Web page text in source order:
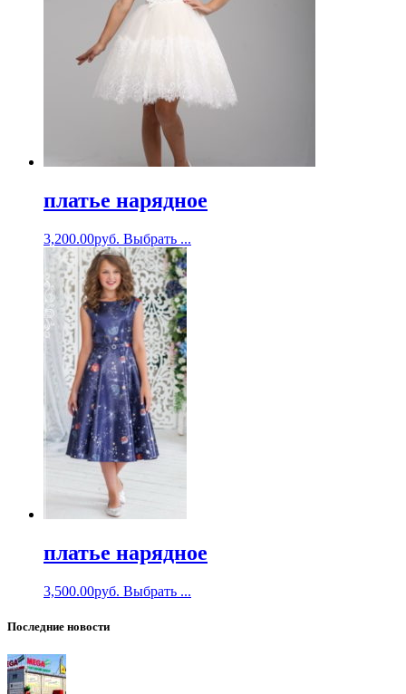
платье нарядное
3,200.00руб. Выбрать ...
платье нарядное
3,500.00руб. Выбрать ...
Последние новости